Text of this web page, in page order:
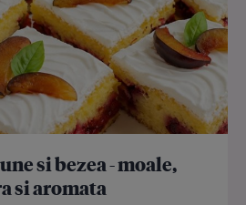
si bezea - moale,
si aromata